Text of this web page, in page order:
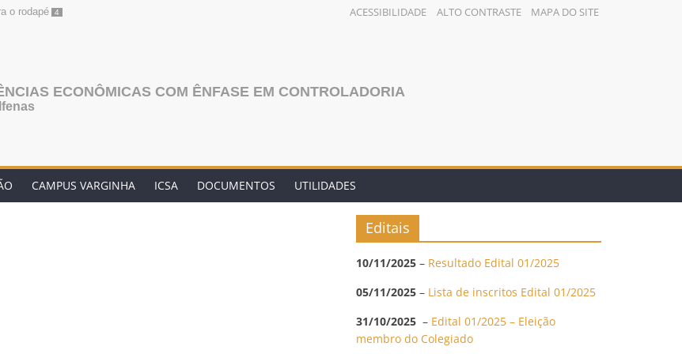
o rodapé 4 ACESSIBILIDADE ALTO CONTRASTE MAPA DO SITE
ECONÔMICAS COM ÊNFASE EM CONTROLADORIA
CAMPUS VARGINHA ICSA DOCUMENTOS UTILIDADES
Editais
10/11/2025 – Resultado Edital 01/2025
05/11/2025 – Lista de inscritos Edital 01/2025
31/10/2025 – Edital 01/2025 – Eleição
membro do Colegiado